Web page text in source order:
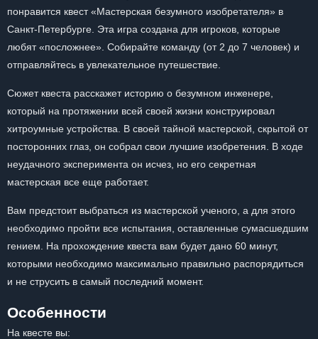
понравится квест «Мастерская безумного изобретателя» в
Санкт-Петербурге. Эта игра создана для игроков, которые
любят «посложнее». Собирайте команду (от 2 до 7 человек) и
отправляйтесь в увлекательное путешествие.
Сюжет квеста расскажет историю о безумном инженере,
который на протяжении всей своей жизни конструировал
хитроумные устройства. В своей тайной мастерской, скрытой от
посторонних глаз, он собрал свои лучшие изобретения. В ходе
неудачного эксперимента он исчез, но его секретная
мастерская все еще работает.
Вам предстоит выбраться из мастерской ученого, а для этого
необходимо пройти все испытания, оставленные сумасшедшим
гением. На прохождение квеста вам будет дано 60 минут,
которыми необходимо максимально правильно распорядиться
и не струсить в самый последний момент.
Особенности
На квесте вы: